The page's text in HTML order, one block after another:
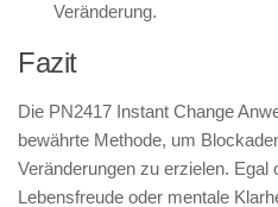
Veränderung.
Fazit
Die PN2417 Instant Change
bewährte Methode, um
Veränderungen zu erzielen.
Lebensfreude oder mentale